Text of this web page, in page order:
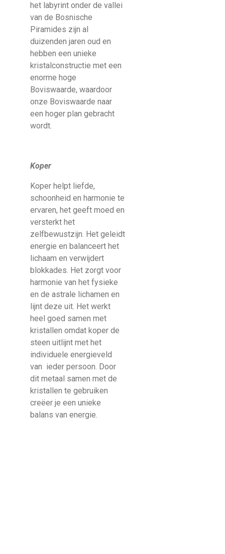
het labyrint onder de vallei
van de Bosnische
Piramides zijn al
duizenden jaren oud en
hebben een unieke
kristalconstructie met een
enorme hoge
Boviswaarde, waardoor
onze Boviswaarde naar
een hoger plan gebracht
wordt.
Koper
Koper helpt liefde,
schoonheid en harmonie te
ervaren, het geeft moed en
versterkt het
zelfbewustzijn. Het geleidt
energie en balanceert het
lichaam en verwijdert
blokkades. Het zorgt voor
harmonie van het fysieke
en de astrale lichamen en
lijnt deze uit. Het werkt
heel goed samen met
kristallen omdat koper de
steen uitlijnt met het
individuele energieveld
van ieder persoon. Door
dit metaal samen met de
kristallen te gebruiken
creëer je een unieke
balans van energie.